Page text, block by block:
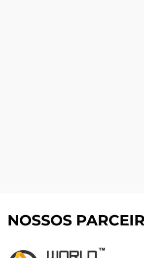
NOSSOS